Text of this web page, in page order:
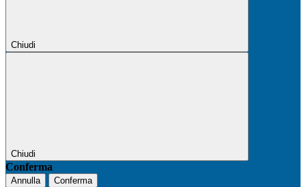
Chiudi
Chiudi
Conferma
Annulla Conferma